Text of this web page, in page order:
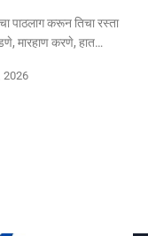
पाठलाग करून तिचा रस्ता
मारहाण करणे, हात…
2026